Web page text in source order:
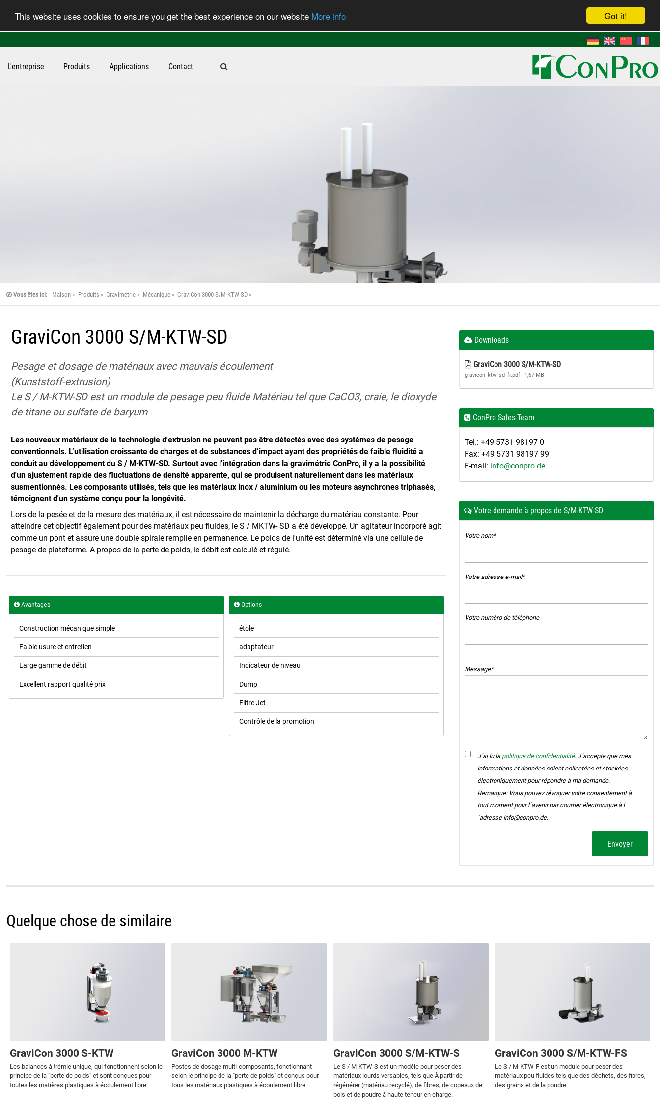
Got it!
This website uses cookies to ensure you get the best experience on our website More info
L'entreprise Produits Applications Contact
Vous êtes ici: Maison Produits Gravimétrie Mécanique GraviCon 3000 S/M-KTW-SD
GraviCon 3000 S/M-KTW-SD
Pesage et dosage de matériaux avec mauvais écoulement
(Kunststoff-extrusion)
Le S / M-KTW-SD est un module de pesage peu fluide Matériau tel que CaCO3, craie, le dioxyde
de titane ou sulfate de baryum
Les nouveaux matériaux de la technologie d'extrusion ne peuvent pas être détectés avec des systèmes de pesage
conventionnels. L’utilisation croissante de charges et de substances d’impact ayant des propriétés de faible fluidité a
conduit au développement du S / M-KTW-SD. Surtout avec l'intégration dans la gravimétrie ConPro, il y a la possibilité
d'un ajustement rapide des fluctuations de densité apparente, qui se produisent naturellement dans les matériaux
susmentionnés. Les composants utilisés, tels que les matériaux inox / aluminium ou les moteurs asynchrones triphasés,
témoignent d'un système conçu pour la longévité.
Lors de la pesée et de la mesure des matériaux, il est nécessaire de maintenir la décharge du matériau constante. Pour
atteindre cet objectif également pour des matériaux peu fluides, le S / MKTW- SD a été développé. Un agitateur incorporé agit
comme un pont et assure une double spirale remplie en permanence. Le poids de l'unité est déterminé via une cellule de
pesage de plateforme. A propos de la perte de poids, le débit est calculé et régulé.
Avantages
Construction mécanique simple
Faible usure et entretien
Large gamme de débit
Excellent rapport qualité prix
Options
étole
adaptateur
Indicateur de niveau
Dump
Filtre Jet
Contrôle de la promotion
Downloads
GraviCon 3000 S/M-KTW-SD
gravicon_ktw_sd_fr.pdf - 1,67 MB
ConPro Sales-Team
Tel.: +49 5731 98197 0
Fax: +49 5731 98197 99
E-mail: info@conpro.de
Votre demande à propos de S/M-KTW-SD
Votre nom*
Votre adresse e-mail*
Votre numéro de téléphone
Message*
J´ai lu la politique de confidentialité. J´accepte que mes
informations et données soient collectées et stockées
électroniquement pour répondre à ma demande.
Remarque: Vous pouvez révoquer votre consentement à
tout moment pour l´avenir par courrier électronique à l
´adresse info@conpro.de.
Envoyer
Quelque chose de similaire
GraviCon 3000 S-KTW
Les balances à trémie unique, qui fonctionnent selon le
principe de la "perte de poids" et sont conçues pour
toutes les matières plastiques à écoulement libre.
GraviCon 3000 M-KTW
Postes de dosage multi-composants, fonctionnant
selon le principe de la "perte de poids" et conçus pour
tous les matériaux plastiques à écoulement libre.
GraviCon 3000 S/M-KTW-S
Le S / M-KTW-S est un modèle pour peser des
matériaux lourds versables, tels que À partir de
régénérer (matériau recyclé), de fibres, de copeaux de
bois et de poudre à haute teneur en charge.
GraviCon 3000 S/M-KTW-FS
Le S / M-KTW-F est un module pour peser des
matériaux peu fluides tels que des déchets, des fibres,
des grains et de la poudre